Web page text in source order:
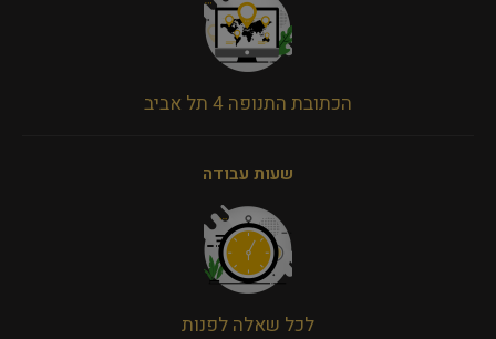
הכתובת התנופה 4 תל אביב
שעות עבודה
לכל שאלה לפנות